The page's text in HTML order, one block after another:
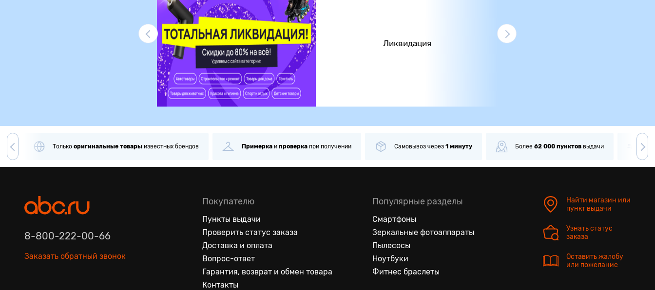
Ликвидация
товарыизвестных брендов Примеркаипроверка при получении Самовывозчерез 1 минуту Более62 000 пунктоввыдачи Доставкаот 90 мин
8-800-222-00-66
Заказать обратный звонок
Покупателю
Пункты выдачи
Проверить статус заказа
Доставка и оплата
Вопрос-ответ
Гарантия, возврат и обмен товара
Контакты
Популярные разделы
Смартфоны
Зеркальные фотоаппараты
Пылесосы
Ноутбуки
Фитнес браслеты
Найти магазин или
пункт выдачи
Узнать статус
заказа
Оставить жалобу
или пожелание